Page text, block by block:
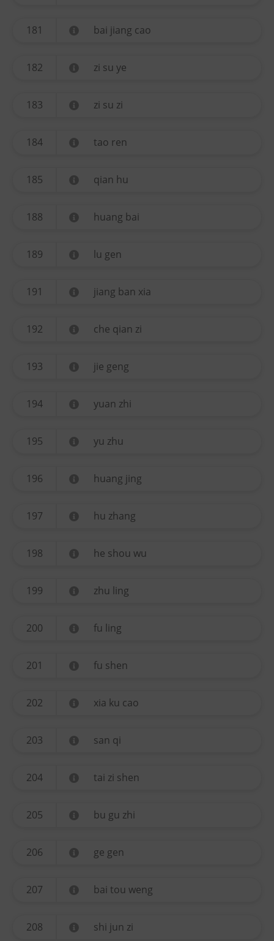
181 bai jiang cao
182 zi su ye
183 zi su zi
184 tao ren
185 qian hu
188 huang bai
189 lu gen
191 jiang ban xia
192 che qian zi
193 jie geng
194 yuan zhi
195 yu zhu
196 huang jing
197 hu zhang
198 he shou wu
199 zhu ling
200 fu ling
201 fu shen
202 xia ku cao
203 san qi
204 tai zi shen
205 bu gu zhi
206 ge gen
207 bai tou weng
208 shi jun zi